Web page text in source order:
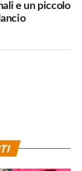
e un piccolo